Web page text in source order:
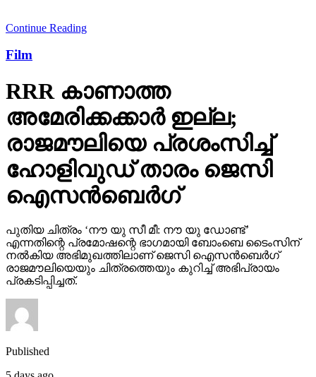
Continue Reading
Film
RRR കാണാത്ത
അമേരിക്കക്കാര്‍ ഇല്ല;
രാജമൗലിയെ പ്രശംസിച്ച്
ഹോളിവുഡ് താരം ജെസി
ഐസന്‍ബെര്‍ഗ്
പുതിയ ചിത്രം ‘നൗ യു സീ മീ: നൗ യു ഡോണ്ട്’
എന്നതിന്റെ പ്രമോഷന്റെ ഭാഗമായി ബോംബെ ടൈംസിന്
നല്‍കിയ അഭിമുഖത്തിലാണ് ജെസി ഐസന്‍ബെര്‍ഗ്
രാജമൗലിയെയും ചിത്രത്തെയും കുറിച്ച് അഭിപ്രായം
പ്രകടിപ്പിച്ചത്.
Published